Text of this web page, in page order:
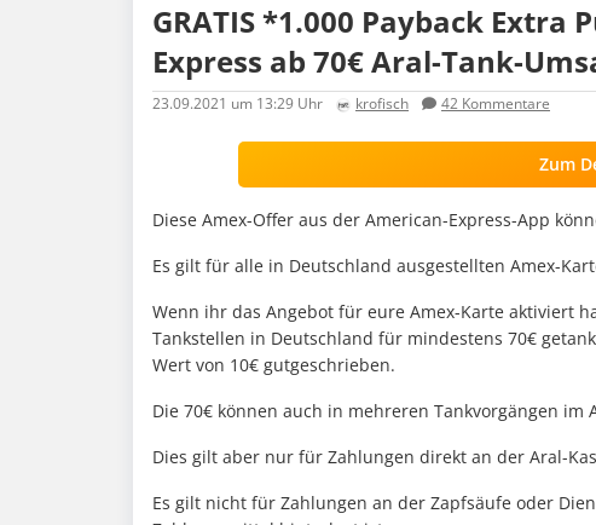
GRATIS *1.000 Payback
Express ab 70€ Aral-Tank-
23.09.2021 um 13:29 Uhr krofisch 42 Kommentare
Zum
Diese Amex-Offer aus der American-Express-App
Es gilt für alle in Deutschland ausgestellten Amex-
Wenn ihr das Angebot für eure Amex-Karte aktiviert
Tankstellen in Deutschland für mindestens 70€
Wert von 10€ gutgeschrieben.
Die 70€ können auch in mehreren Tankvorgängen
Dies gilt aber nur für Zahlungen direkt an der Aral-
Es gilt nicht für Zahlungen an der Zapfsäufe oder